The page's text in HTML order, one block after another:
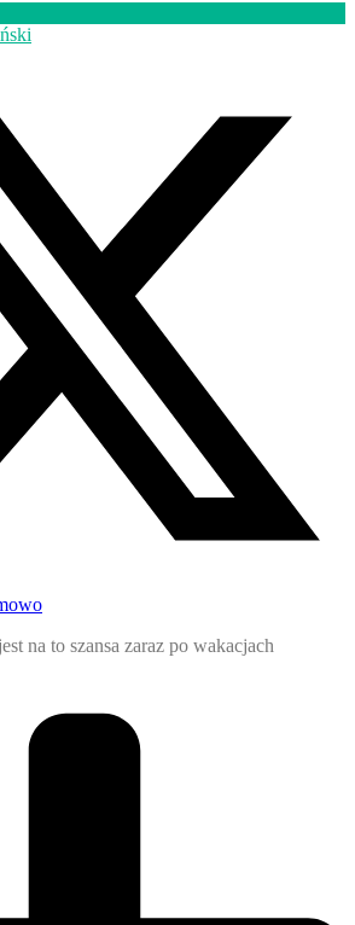
na to szansa zaraz po wakacjach